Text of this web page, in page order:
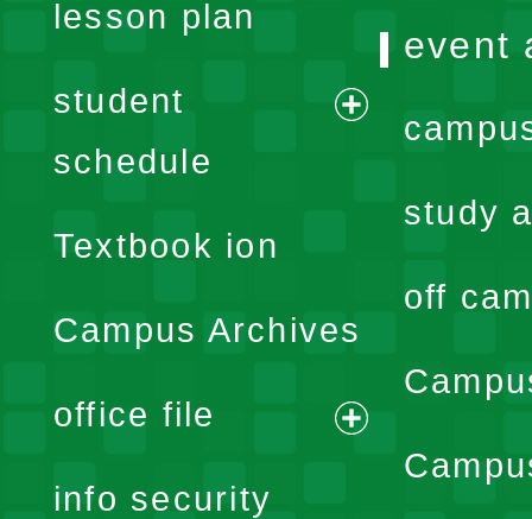
lesson plan
student
schedule
expand
menu
Textbook ion
Campus Archives
office file
expand
info security
event
study
off